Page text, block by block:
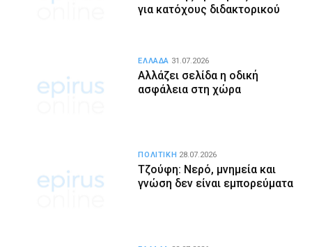
για κατόχους διδακτορικού
Αλλάζει σελίδα η οδική
ασφάλεια στη χώρα
ΕΛΛΑΔΑ 31.07.2026
Τζούφη: Νερό, μνημεία και
γνώση δεν είναι εμπορεύματα
ΠΟΛΙΤΙΚΗ 28.07.2026